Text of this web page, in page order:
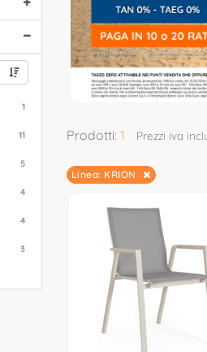
1
11
5
4
4
3
Prodotti: 1 Prezzi iva
Linea: KRION